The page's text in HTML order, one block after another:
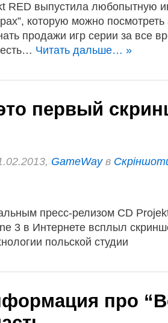
RED выпустила любопытную
которую можно посмотреть
продажи игр серии за все
Читать дальше… »
первый
GameWayв
пресс-релизом CD
3 в Интернете всплыл
польской студии
про